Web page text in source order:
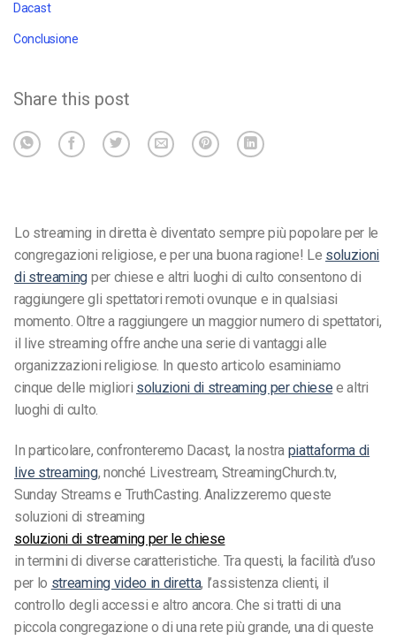
Dacast
Conclusione
Share this post
Lo streaming in diretta è diventato sempre più popolare per le
congregazioni religiose, e per una buona ragione! Le soluzioni
di streaming per chiese e altri luoghi di culto consentono di
raggiungere gli spettatori remoti ovunque e in qualsiasi
momento. Oltre a raggiungere un maggior numero di spettatori,
il live streaming offre anche una serie di vantaggi alle
organizzazioni religiose. In questo articolo esaminiamo
cinque delle migliori soluzioni di streaming per chiese e altri
luoghi di culto.
In particolare, confronteremo Dacast, la nostra piattaforma di
live streaming, nonché Livestream, StreamingChurch.tv,
Sunday Streams e TruthCasting. Analizzeremo queste
soluzioni di streaming
soluzioni di streaming per le chiese
in termini di diverse caratteristiche. Tra questi, la facilità d’uso
per lo streaming video in diretta, l’assistenza clienti, il
controllo degli accessi e altro ancora. Che si tratti di una
piccola congregazione o di una rete più grande, una di queste